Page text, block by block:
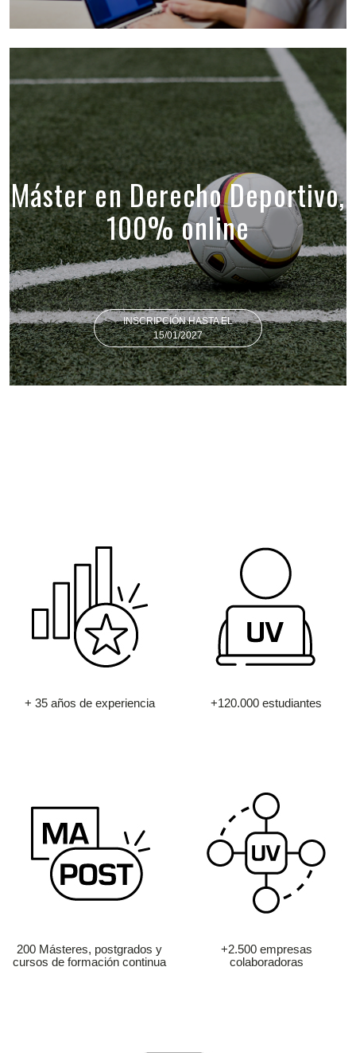
Máster en Derecho Deportivo,
100% online
INSCRIPCIÓN HASTA EL
15/01/2027
+ 35 años de experiencia +120.000 estudiantes
200 Másteres, postgrados y
cursos de formación continua
+2.500 empresas
colaboradoras